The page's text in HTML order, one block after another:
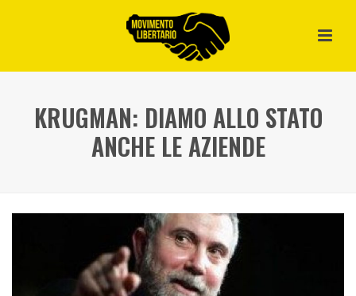
KRUGMAN: DIAMO ALLO STATO
ANCHE LE AZIENDE